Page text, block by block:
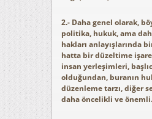
2.- Daha genel olarak,
politika, hukuk, ama
hakları anlayışlarında
hatta bir düzeltime
insan yerleşimleri,
olduğundan, buranın
düzenleme tarzı, diğer
daha öncelikli ve önemli.